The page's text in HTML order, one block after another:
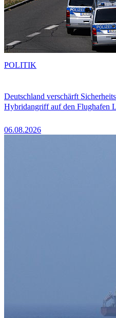
Deutschland verschärft
Hybridangriff auf den Flughafen
06.08.2026
POLITIK